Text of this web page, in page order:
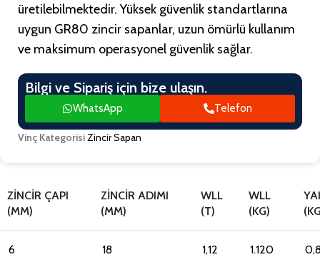
üretilebilmektedir. Yüksek güvenlik standartlarına
uygun GR80 zincir sapanlar, uzun ömürlü kullanım
ve maksimum operasyonel güvenlik sağlar.
Bilgi ve Sipariş için bize ulaşın.
WhatsApp Telefon
Vinç Kategorisi Zincir Sapan
ZINCIR ÇAPI
(MM)
ZINCIR ADIMI
(MM)
WLL
(T)
WLL
(KG)
6 18 1,12 1.120